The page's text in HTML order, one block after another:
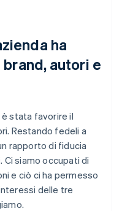
ha
autori e
stata favorire il
Restando fedeli a
rapporto di fiducia
Ci siamo occupati di
e ciò ci ha permesso
delle tre